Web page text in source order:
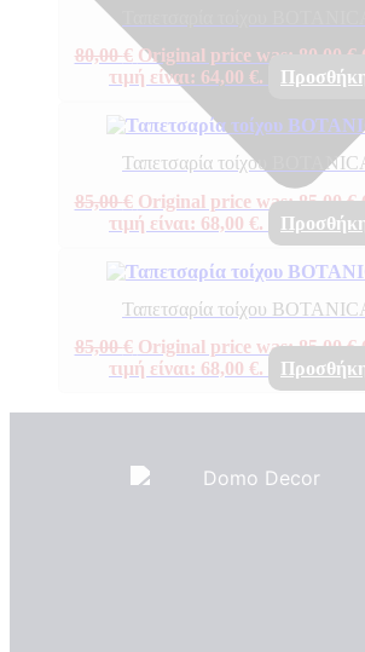
ΒΡΑΒΕΙΑ
80,00€ Original price was: 80,00 €.
τιμή είναι: 64,00 €.
Ταπετσαρία τοίχου
85,00€ Original price was: 85,00 €.
τιμή είναι: 68,00 €.
Ταπετσαρία τοίχου
85,00€ Original price was: 85,00 €.
τιμή είναι: 68,00 €.